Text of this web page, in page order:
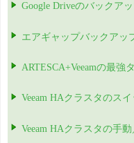
Google Driveのバックア
エアギャップバックアッ
ARTESCA+Veeamの最強
Veeam HAクラスタのス
Veeam HAクラスタの手